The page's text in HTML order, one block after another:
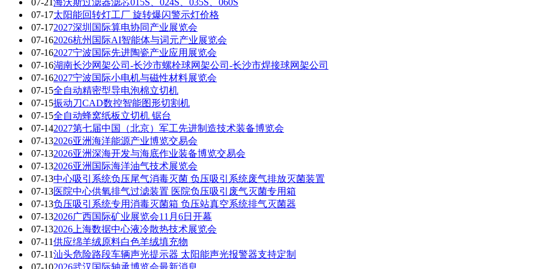
07-17太阳能回转灯工厂 旋转爆闪警示灯价格
07-172027深圳国际算电协同产业展览会
07-162026杭州国际AI智能体与词元产业展览会
07-162027宁波国际先进陶瓷产业应用展览会
07-16湖南长沙网架公司-长沙市螺栓球网架公司-长沙市焊接球网架公司
07-162027宁波国际小电机与磁性材料展览会
07-15全自动精密型导电泡棉立切机
07-15振动刀CAD数控智能图形切割机
07-15全自动蜂窝纸板立切机 锯台
07-142027第七届中国（北京）军工先进制造技术装备博览会
07-132026亚洲海洋能源产业博览交易会
07-132026亚洲深海开发与海底作业装备博览交易会
07-132026亚洲国际海洋油气技术展览会
07-13中心吸引系统负压尾气消毒灭菌 负压吸引系统废气排放灭菌装置
07-13医院中心供氧排气过滤装置 医院负压吸引废气灭菌专用箱
07-13负压吸引系统专用消毒灭菌箱 负压站真空系统排气灭菌器
07-132026广西国际矿业展览会11月6日开幕
07-132026上海数据中心液冷散热技术展览会
07-11供应绵羊绒原料白色羊绒填充物
07-11汕头危险路段车辆声光提示器 太阳能声光报警器支持定制
07-102026武汉国际轴承博览会最新消息